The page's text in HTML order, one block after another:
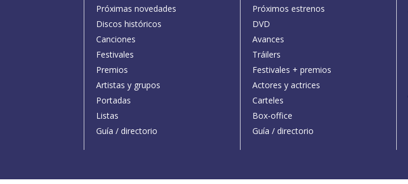
Próximas novedades
Discos históricos
Canciones
Festivales
Premios
Artistas y grupos
Portadas
Listas
Guía / directorio
Próximos estrenos
DVD
Avances
Tráilers
Festivales + premios
Actores y actrices
Carteles
Box-office
Guía / directorio